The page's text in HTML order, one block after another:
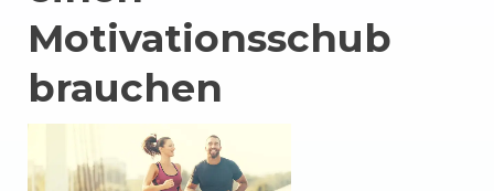
Motivationsschub
brauchen